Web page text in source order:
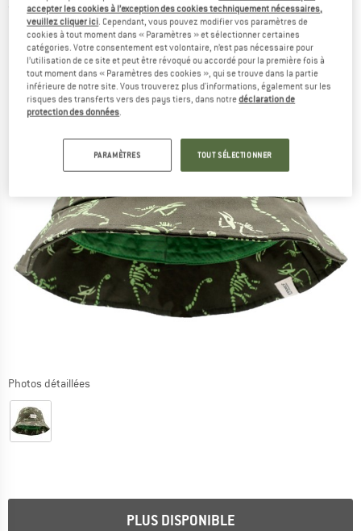
(0)
Photos détaillées
PLUS DISPONIBLE
accepter les cookies à l’exception des cookies techniquement nécessaires,
veuillez cliquer ici. Cependant, vous pouvez modifier vos paramètres de
cookies à tout moment dans « Paramètres » et sélectionner certaines
catégories. Votre consentement est volontaire, n’est pas nécessaire pour
l’utilisation de ce site et peut être révoqué ou accordé pour la première fois à
tout moment dans « Paramètres des cookies », qui se trouve dans la partie
inférieure de notre site. Vous trouverez plus d'informations, également sur les
risques des transferts vers des pays tiers, dans notredéclaration de
protection des données.
PARAMÈTRES TOUT SÉLECTIONNER